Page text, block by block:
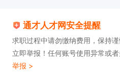
通才人才网安全提醒
求职过程中请勿缴纳费用，保持
立即举报！任何账号使用异常或
举报 >